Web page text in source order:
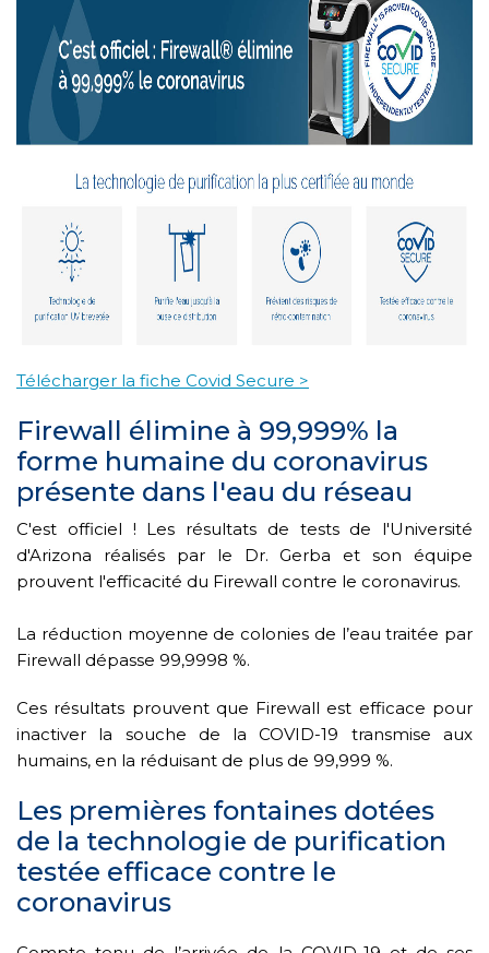
Télécharger la fiche Covid Secure >
Firewall élimine à 99,999% la
forme humaine du coronavirus
présente dans l'eau du réseau
C'est officiel ! Les résultats de tests de l'Université
d'Arizona réalisés par le Dr. Gerba et son équipe
prouvent l'efficacité du Firewall contre le coronavirus.
La réduction moyenne de colonies de l’eau traitée par
Firewall dépasse 99,9998 %.
Ces résultats prouvent que Firewall est efficace pour
inactiver la souche de la COVID-19 transmise aux
humains, en la réduisant de plus de 99,999 %.
Les premières fontaines dotées
de la technologie de purification
testée efficace contre le
coronavirus